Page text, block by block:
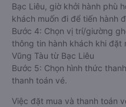
Bạc Liêu, giờ khởi hành phù
khách muốn đi để tiến hành
Bước 4: Chọn vị trí/giường
thông tin hành khách khi
Vũng Tàu từ Bạc Liêu
Bước 5: Chọn hình thức
thanh toán vé.
Việc đặt mua và thanh toán